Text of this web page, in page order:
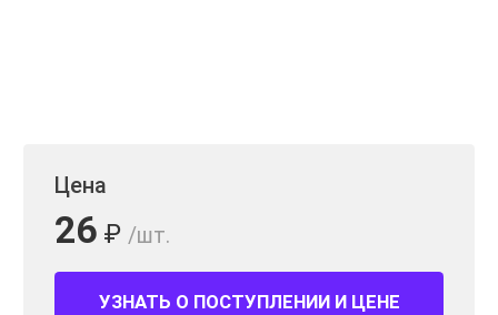
Цена
26 ₽ /шт.
УЗНАТЬ О ПОСТУПЛЕНИИ И ЦЕНЕ